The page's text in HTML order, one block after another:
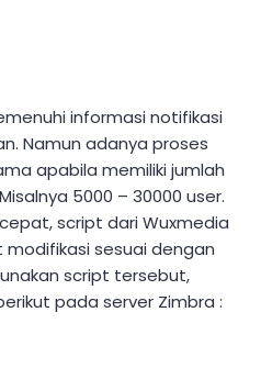
informasi notifikasi
Namun adanya proses
apabila memiliki jumlah
5000 – 30000 user.
script dari Wuxmedia
sesuai dengan
script tersebut,
pada server Zimbra :